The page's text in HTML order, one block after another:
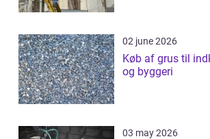
02 june 2026
Køb af grus til
og byggeri
03 may 2026